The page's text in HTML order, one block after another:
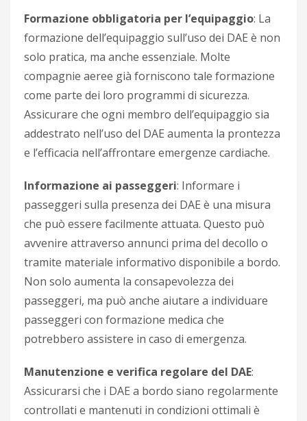
Formazione obbligatoria per l’equipaggio: La
formazione dell’equipaggio sull’uso dei DAE è non
solo pratica, ma anche essenziale. Molte
compagnie aeree già forniscono tale formazione
come parte dei loro programmi di sicurezza.
Assicurare che ogni membro dell’equipaggio sia
addestrato nell’uso del DAE aumenta la prontezza
e l’efficacia nell’affrontare emergenze cardiache.
Informazione ai passeggeri: Informare i
passeggeri sulla presenza dei DAE è una misura
che può essere facilmente attuata. Questo può
avvenire attraverso annunci prima del decollo o
tramite materiale informativo disponibile a bordo.
Non solo aumenta la consapevolezza dei
passeggeri, ma può anche aiutare a individuare
passeggeri con formazione medica che
potrebbero assistere in caso di emergenza.
Manutenzione e verifica regolare del DAE:
Assicurarsi che i DAE a bordo siano regolarmente
controllati e mantenuti in condizioni ottimali è